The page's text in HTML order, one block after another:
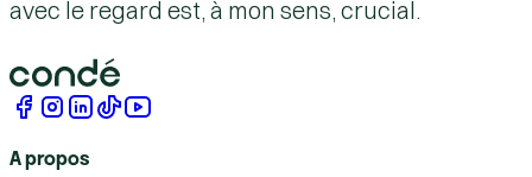
avec le regard est, à mon sens, crucial.
A propos